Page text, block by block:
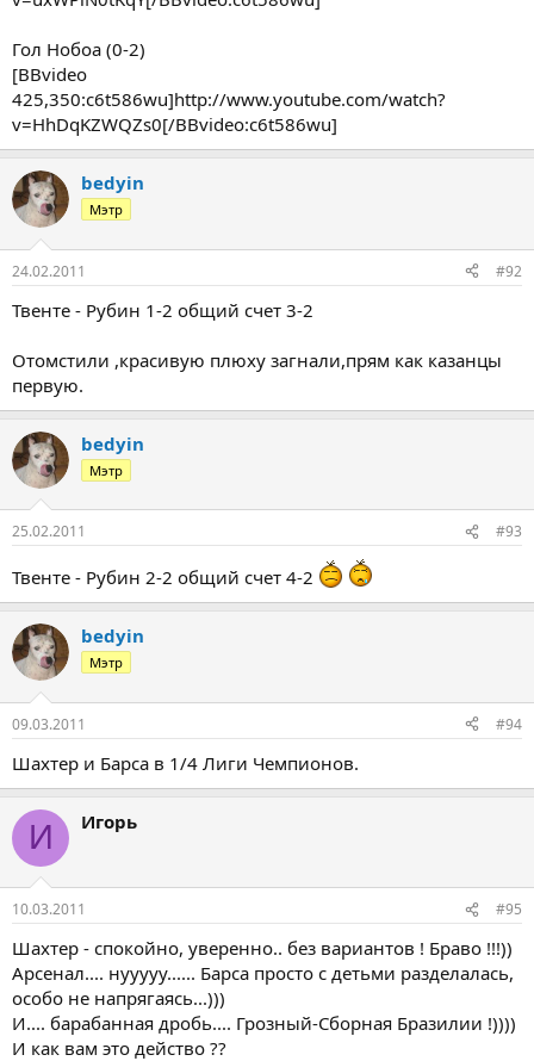
Гол Нобоа (0-2)
[BBvideo
425,350:c6t586wu]http://www.youtube.com/watch?
v=HhDqKZWQZs0[/BBvideo:c6t586wu]
bedyin
Мэтр
24.02.2011 #92
Твенте - Рубин 1-2 общий счет 3-2
Отомстили ,красивую плюху загнали,прям как казанцы
первую.
bedyin
Мэтр
25.02.2011 #93
Твенте - Рубин 2-2 общий счет 4-2
bedyin
Мэтр
09.03.2011 #94
Шахтер и Барса в 1/4 Лиги Чемпионов.
И Игорь
10.03.2011 #95
Шахтер - спокойно, уверенно.. без вариантов ! Браво !!!))
Арсенал.... нууууу...... Барса просто с детьми разделалась,
особо не напрягаясь...)))
И.... барабанная дробь.... Грозный-Сборная Бразилии !))))
И как вам это действо ??